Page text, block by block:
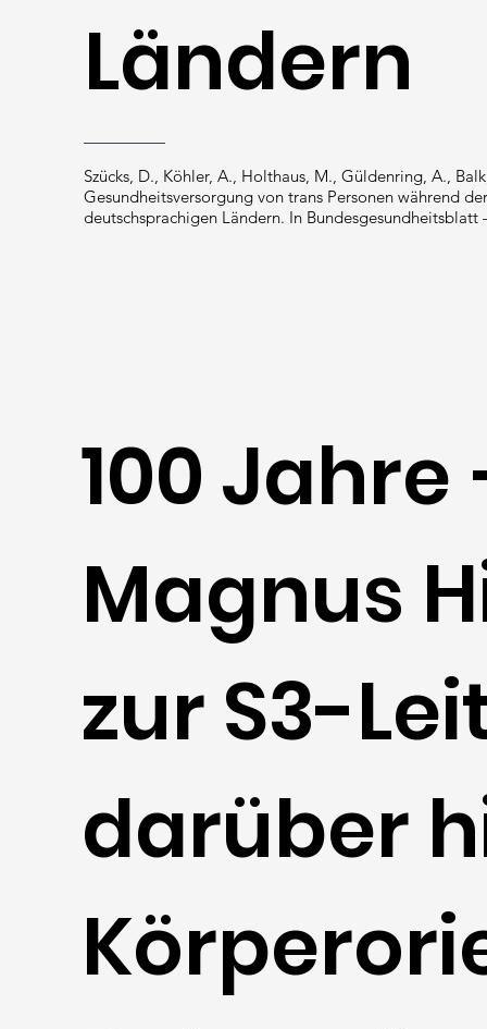
Ländern
Szücks, D., Köhler, A., Holthaus, M., Güldenring, A.,
Gesundheitsversorgung von trans Personen während
deutschsprachigen Ländern. In
100 Jahre
Magnus
zur S3-
darüber